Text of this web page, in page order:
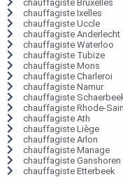
chauffagiste Bruxelles
chauffagiste Ixelles
chauffagiste Uccle
chauffagiste Anderlecht
chauffagiste Waterloo
chauffagiste Tubize
chauffagiste Mons
chauffagiste Charleroi
chauffagiste Namur
chauffagiste
chauffagiste Rhode-
chauffagiste Ath
chauffagiste Liège
chauffagiste Arlon
chauffagiste Manage
chauffagiste Ganshoren
chauffagiste Etterbeek